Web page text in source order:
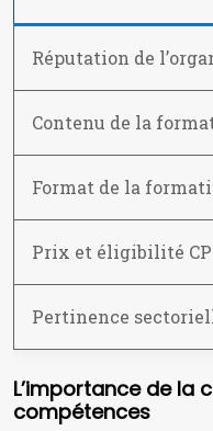
Réputation de
Contenu de la
Format de la
Prix et éligibilité
Pertinence
L’importance de la
compétences